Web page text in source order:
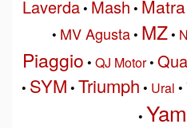
Laverda• Mash • Matra
• MV Agusta• MZ•
Piaggio • QJ Motor•
• SYM • Triumph • Ural •
•